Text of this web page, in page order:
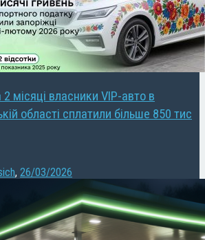
місяці власники VIP-авто в
області сплатили більше 850 тис
, 26/03/2026